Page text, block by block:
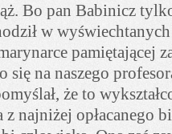
Bo pan Babinicz
w
pamiętającej
się na naszego
że to
najniżej opłacanego